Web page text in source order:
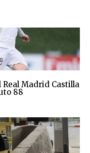
Madrid Castilla
88